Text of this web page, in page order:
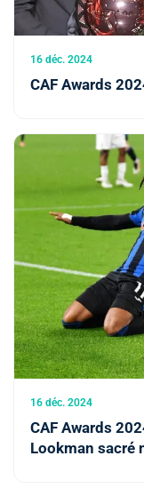
16 déc. 2024
CAF Awards
16 déc. 2024
CAF Awards
Lookman sacré